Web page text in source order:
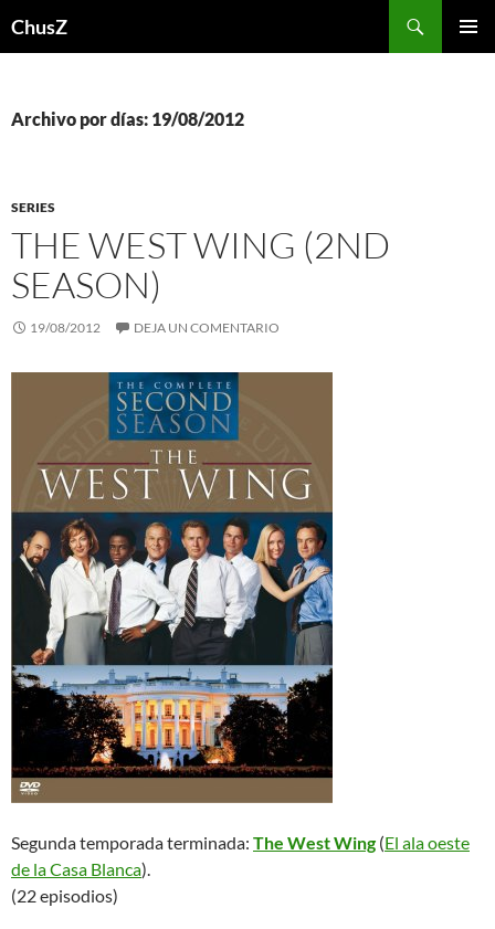
ChusZ
Archivo por días: 19/08/2012
SERIES
THE WEST WING (2ND
SEASON)
19/08/2012 DEJA UN COMENTARIO
Segunda temporada terminada: The West Wing (El ala oeste
de la Casa Blanca).
(22 episodios)